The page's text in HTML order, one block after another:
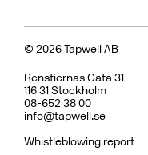
© 2026 Tapwell AB
Renstiernas Gata 31
116 31 Stockholm
08-652 38 00
info@tapwell.se
Whistleblowing report